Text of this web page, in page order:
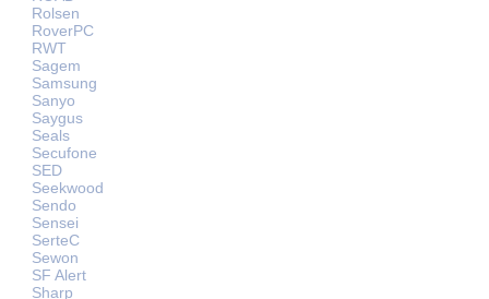
Rolsen
RoverPC
RWT
Sagem
Samsung
Sanyo
Saygus
Seals
Secufone
SED
Seekwood
Sendo
Sensei
SerteC
Sewon
SF Alert
Sharp